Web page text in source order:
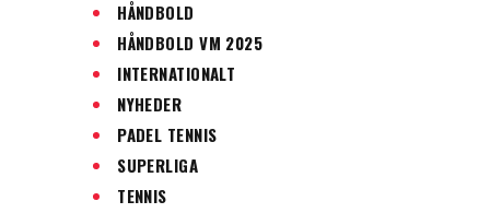
HÅNDBOLD
HÅNDBOLD VM 2025
INTERNATIONALT
NYHEDER
PADEL TENNIS
SUPERLIGA
TENNIS